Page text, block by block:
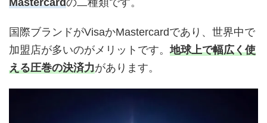
Mastercardの二種類です。
国際ブランドがVisaかMastercardであり、世界中で
加盟店が多いのがメリットです。地球上で幅広く使
える圧巻の決済力があります。